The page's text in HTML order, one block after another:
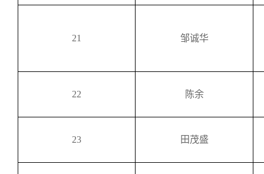
21 邹诚华
22 陈余
23 田茂盛